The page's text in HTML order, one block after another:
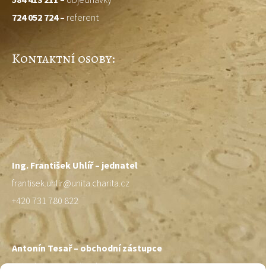
724 052 724 – referent
Kontaktní osoby:
Ing. František Uhlíř – jednatel
frantisek.uhlir@unita.charita.cz
+420 731 780 822
Antonín Tesař – obchodní zástupce
antonin.tesar@unita.charita.cz